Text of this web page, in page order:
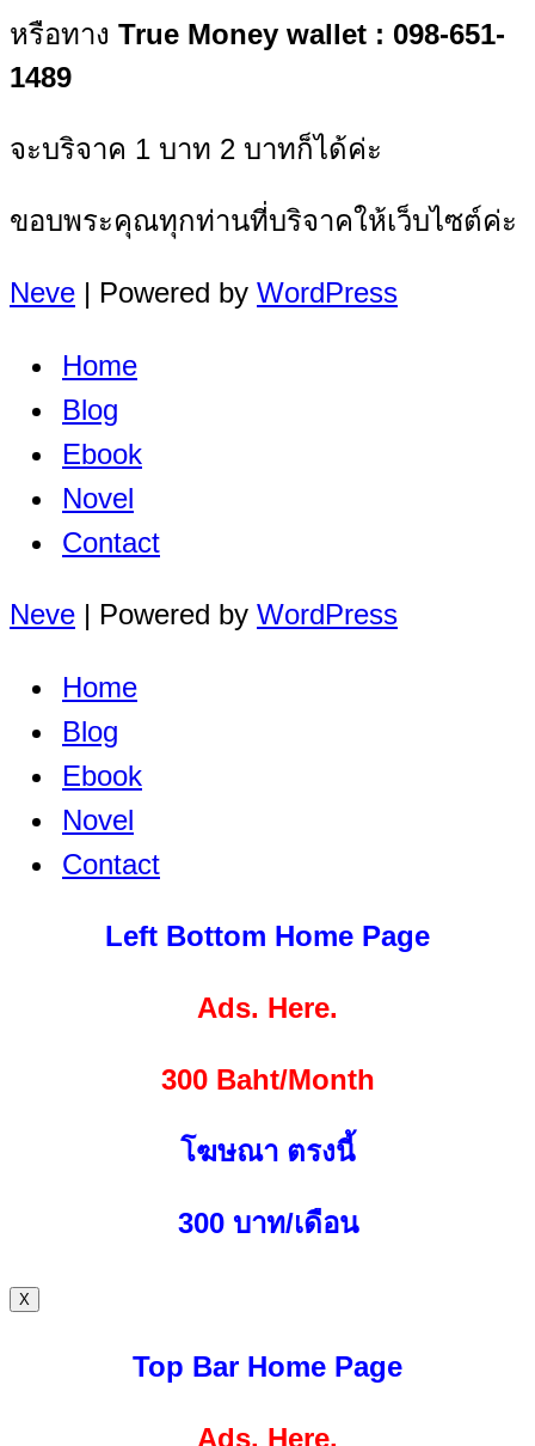
หรือทาง True Money wallet : 098-651-
1489
จะบริจาค 1 บาท 2 บาทก็ได้ค่ะ
ขอบพระคุณทุกท่านที่บริจาคให้เว็บไซต์ค่ะ
Neve | Powered by WordPress
Home
Blog
Ebook
Novel
Contact
Neve | Powered by WordPress
Home
Blog
Ebook
Novel
Contact
Left Bottom Home Page
Ads. Here.
300 Baht/Month
โฆษณา ตรงนี้
300 บาท/เดือน
X
Top Bar Home Page
Ads. Here.